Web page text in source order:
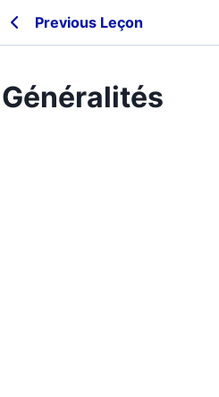
Previous Leçon
Généralités